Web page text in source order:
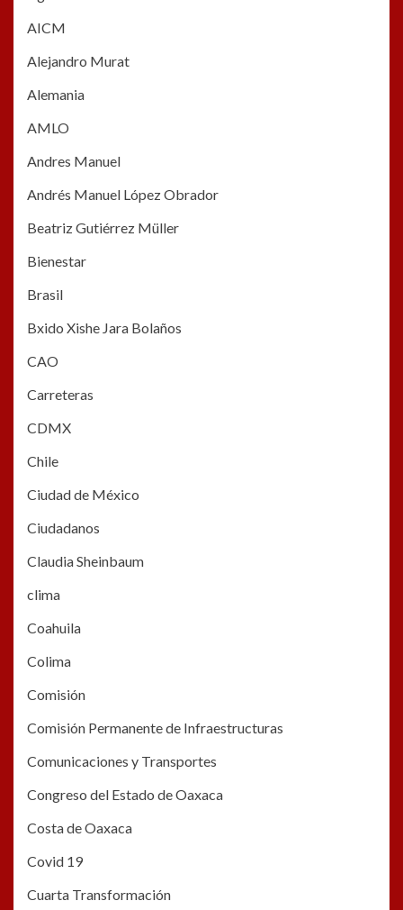
AICM
Alejandro Murat
Alemania
AMLO
Andres Manuel
Andrés Manuel López Obrador
Beatriz Gutiérrez Müller
Bienestar
Brasil
Bxido Xishe Jara Bolaños
CAO
Carreteras
CDMX
Chile
Ciudad de México
Ciudadanos
Claudia Sheinbaum
clima
Coahuila
Colima
Comisión
Comisión Permanente de Infraestructuras
Comunicaciones y Transportes
Congreso del Estado de Oaxaca
Costa de Oaxaca
Covid 19
Cuarta Transformación